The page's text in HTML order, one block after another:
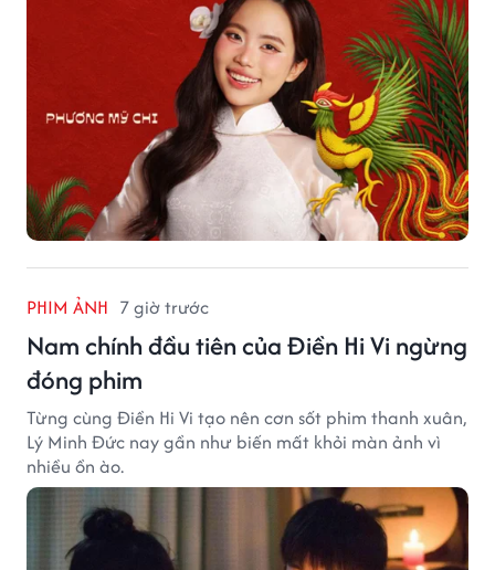
PHIM ẢNH 7 giờ trước
Nam chính đầu tiên của Điền Hi Vi ngừng
đóng phim
Từng cùng Điền Hi Vi tạo nên cơn sốt phim thanh xuân,
Lý Minh Đức nay gần như biến mất khỏi màn ảnh vì
nhiều ồn ào.